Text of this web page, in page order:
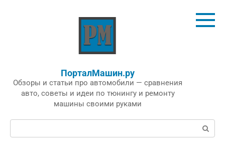
ПорталМашин.ру
Обзоры и статьи про автомобили — сравнения
авто, советы и идеи по тюнингу и ремонту
машины своими руками
Поиск: